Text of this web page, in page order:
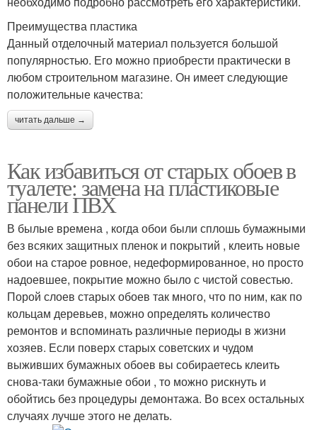
Преимущества пластика
Данный отделочный материал пользуется большой
популярностью. Его можно приобрести практически в
любом строительном магазине. Он имеет следующие
положительные качества:
читать дальше →
Как избавиться от старых обоев в
туалете: замена на пластиковые
панели ПВХ
В былые времена , когда обои были сплошь бумажными
без всяких защитных пленок и покрытий , клеить новые
обои на старое ровное, недеформированное, но просто
надоевшее, покрытие можно было с чистой совестью.
Порой слоев старых обоев так много, что по ним, как по
кольцам деревьев, можно определять количество
ремонтов и вспоминать различные периоды в жизни
хозяев. Если поверх старых советских и чудом
выживших бумажных обоев вы собираетесь клеить
снова-таки бумажные обои , то можно рискнуть и
обойтись без процедуры демонтажа. Во всех остальных
случаях лучше этого не делать.